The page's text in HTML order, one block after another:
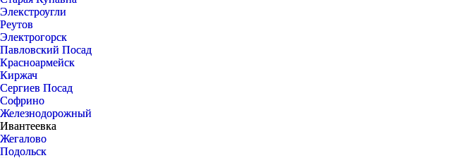
Элекстроугли
Реутов
Электрогорск
Павловский Посад
Красноармейск
Киржач
Сергиев Посад
Софрино
Железнодорожный
Ивантеевка
Жегалово
Подольск